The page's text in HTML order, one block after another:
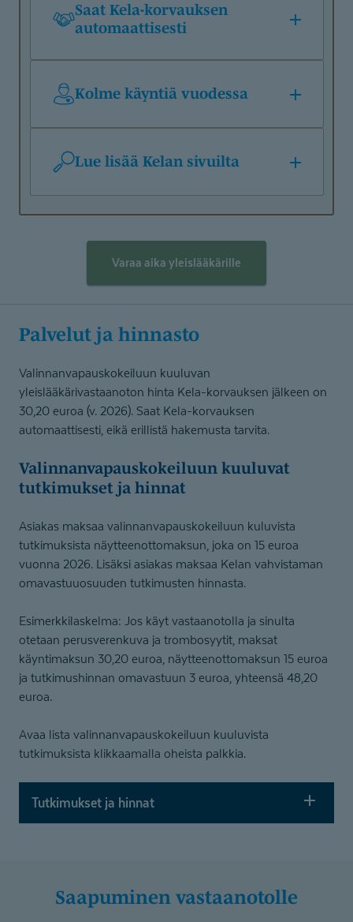
Saat Kela-korvauksen
automaattisesti
Kolme käyntiä vuodessa
Lue lisää Kelan sivuilta
Varaa aika yleislääkärille
Palvelut ja hinnasto
Valinnanvapauskokeiluun kuuluvan
yleislääkärivastaanoton hinta Kela-korvauksen jälkeen on
30,20 euroa (v. 2026). Saat Kela-korvauksen
automaattisesti, eikä erillistä hakemusta tarvita.
Valinnanva­paus­ko­keiluun kuuluvat
tutkimukset ja hinnat
Asiakas maksaa valinnanvapauskokeiluun kuluvista
tutkimuksista näytteenottomaksun, joka on 15 euroa
vuonna 2026. Lisäksi asiakas maksaa Kelan vahvistaman
omavastuuosuuden tutkimusten hinnasta.
Esimerkkilaskelma: Jos käyt vastaanotolla ja sinulta
otetaan perusverenkuva ja trombosyytit, maksat
käyntimaksun 30,20 euroa, näytteenottomaksun 15 euroa
ja tutkimushinnan omavastuun 3 euroa, yhteensä 48,20
euroa.
Avaa lista valinnanvapauskokeiluun kuuluvista
tutkimuksista klikkaamalla oheista palkkia.
Tutkimukset ja hinnat
Saapuminen vastaanotolle